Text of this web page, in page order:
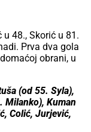
48., Skorić u 81.
Prva dva gola
obrani, u
(od 55. Syla),
Milanko), Kuman
Colić, Jurjević,